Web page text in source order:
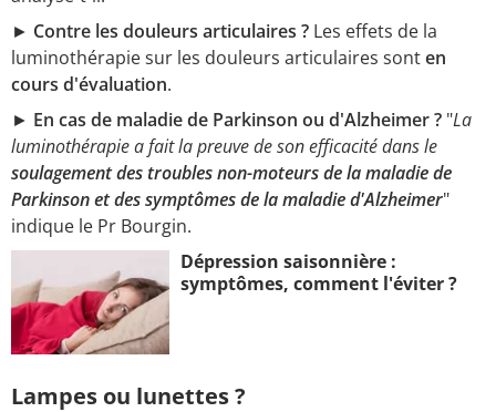
► Contre les douleurs articulaires ? Les effets de la
luminothérapie sur les douleurs articulaires sonten
cours d'évaluation.
► En cas de maladie de Parkinson ou d'Alzheimer ? "La
luminothérapie a fait la preuve de son efficacité dans le
soulagement des troubles non-moteurs de la maladie de
Parkinson et des symptômes de la maladie d'Alzheimer"
indique le Pr Bourgin.
Dépression saisonnière :
symptômes, comment l'éviter ?
Lampes ou lunettes ?